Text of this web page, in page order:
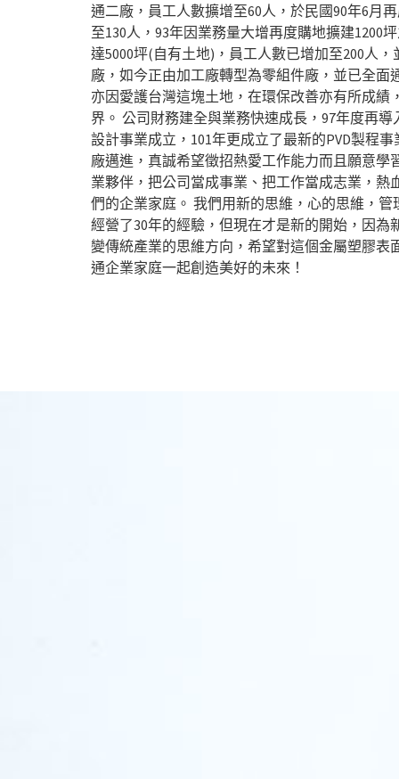
通二廠，員工人數擴增至60人，於民國90年6月
至130人，93年因業務量大增再度購地擴建1200
達5000坪(自有土地)，員工人數已增加至200人
廠，如今正由加工廠轉型為零組件廠，並已全面
亦因愛護台灣這塊土地，在環保改善亦有所成績
界。 公司財務建全與業務快速成長，97年度再
設計事業成立，101年更成立了最新的PVD製程
廠邁進，真誠希望徵招熱愛工作能力而且願意學
業夥伴，把公司當成事業、把工作當成志業，熱
們的企業家庭。 我們用新的思維，心的思維，
經營了30年的經驗，但現在才是新的開始，因為
變傳統產業的思維方向，希望對這個金屬塑膠表
通企業家庭一起創造美好的未來！